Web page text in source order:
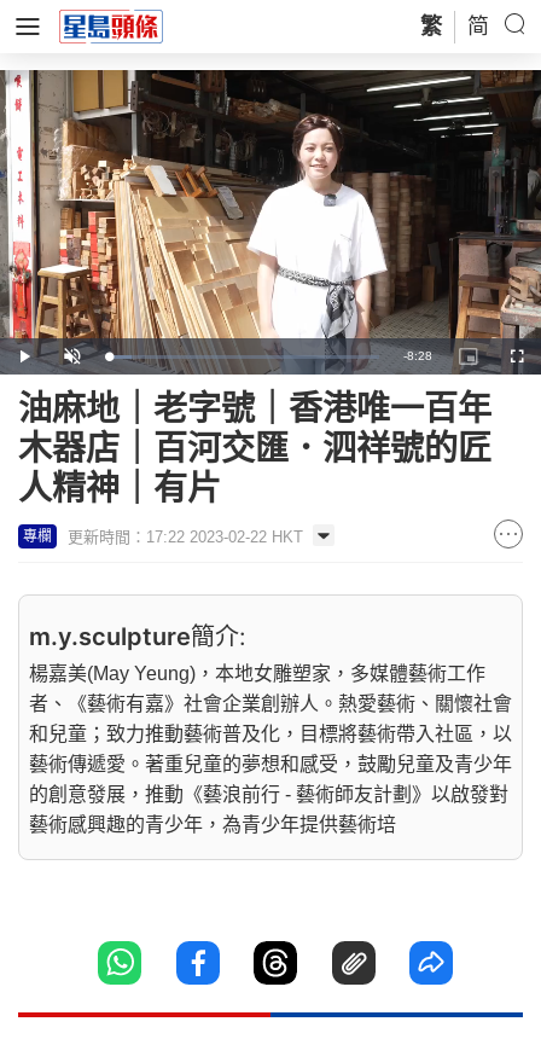
繁 简
Play Unmute Loaded:
8.32%
Remaining
Time
-8:28
Picture-
in-
油麻地｜老字號｜香港唯一百年
木器店｜百河交匯．泗祥號的匠
人精神｜有片
專欄 更新時間：17:22 2023-02-22 HKT
m.y.sculpture簡介:
楊嘉美(May Yeung)，本地女雕塑家，多媒體藝術工作
者、《藝術有嘉》社會企業創辦人。熱愛藝術、關懷社會
和兒童；致力推動藝術普及化，目標將藝術帶入社區，以
藝術傳遞愛。著重兒童的夢想和感受，鼓勵兒童及青少年
的創意發展，推動《藝浪前行 - 藝術師友計劃》以啟發對
藝術感興趣的青少年，為青少年提供藝術培